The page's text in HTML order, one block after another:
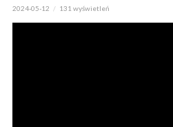
2024-05-12 131 wyświetleń